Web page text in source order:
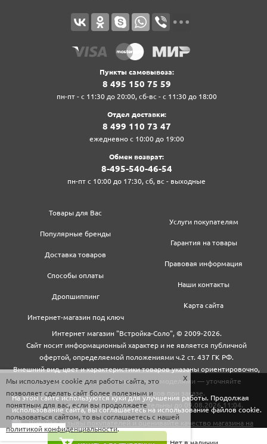
Пункты самовывоза:
8‍ 4‍9‍5‍ 1‍5‍0‍ 7‍5‍ 5‍9‍
пн-пт - с 11:30 до 20:00, сб-вс - с 11:30 до 18:00
Отдел доставки:
8‍ 4‍9‍9‍ 1‍1‍0‍ 7‍3‍ 4‍7‍
ежедневно с 10:00 до 19:00
Обмен возврат:
8‍-4‍9‍5‍-5‍4‍0‍-4‍6‍-5‍4‍
пн-пт с 10:00 до 17:30, сб, вс - выходные
Товары для Вас
Популярные бренды
Доставка товаров
Способы оплаты
Дропшиппинг
Интернет-магазин под ключ
Услуги покупателям
Гарантия на товары
Правовая информация
Наши контакты
Карта сайта
Интернет магазин "Встройка-Соло", © 2009-2026.
Сайт носит информационный характер и не является публичной
офертой, определяемой положениями ч.2 ст. 437 ГК РФ.
Внешний вид, цвет и характеристики товаров указаны ориентировочно,
могут не совпадать с обновленными моделями — уточняйте
информацию у менеджеров при заказе.
Цены и условия доставки действительны до 09.08.2026 11:04.
На этом сайте используются куки для улучшения работы. Продолжая
использование сайта, вы соглашаетесь на использование файлов cookie.
Закрыть
Мы используем cookie для работы сайта, это
позволяет сделать сайт более полезным и
понятным для вас, если вы продолжаете
пользоваться сайтом, то вы соглашаетесь с нашей
политикой конфиденциальности.